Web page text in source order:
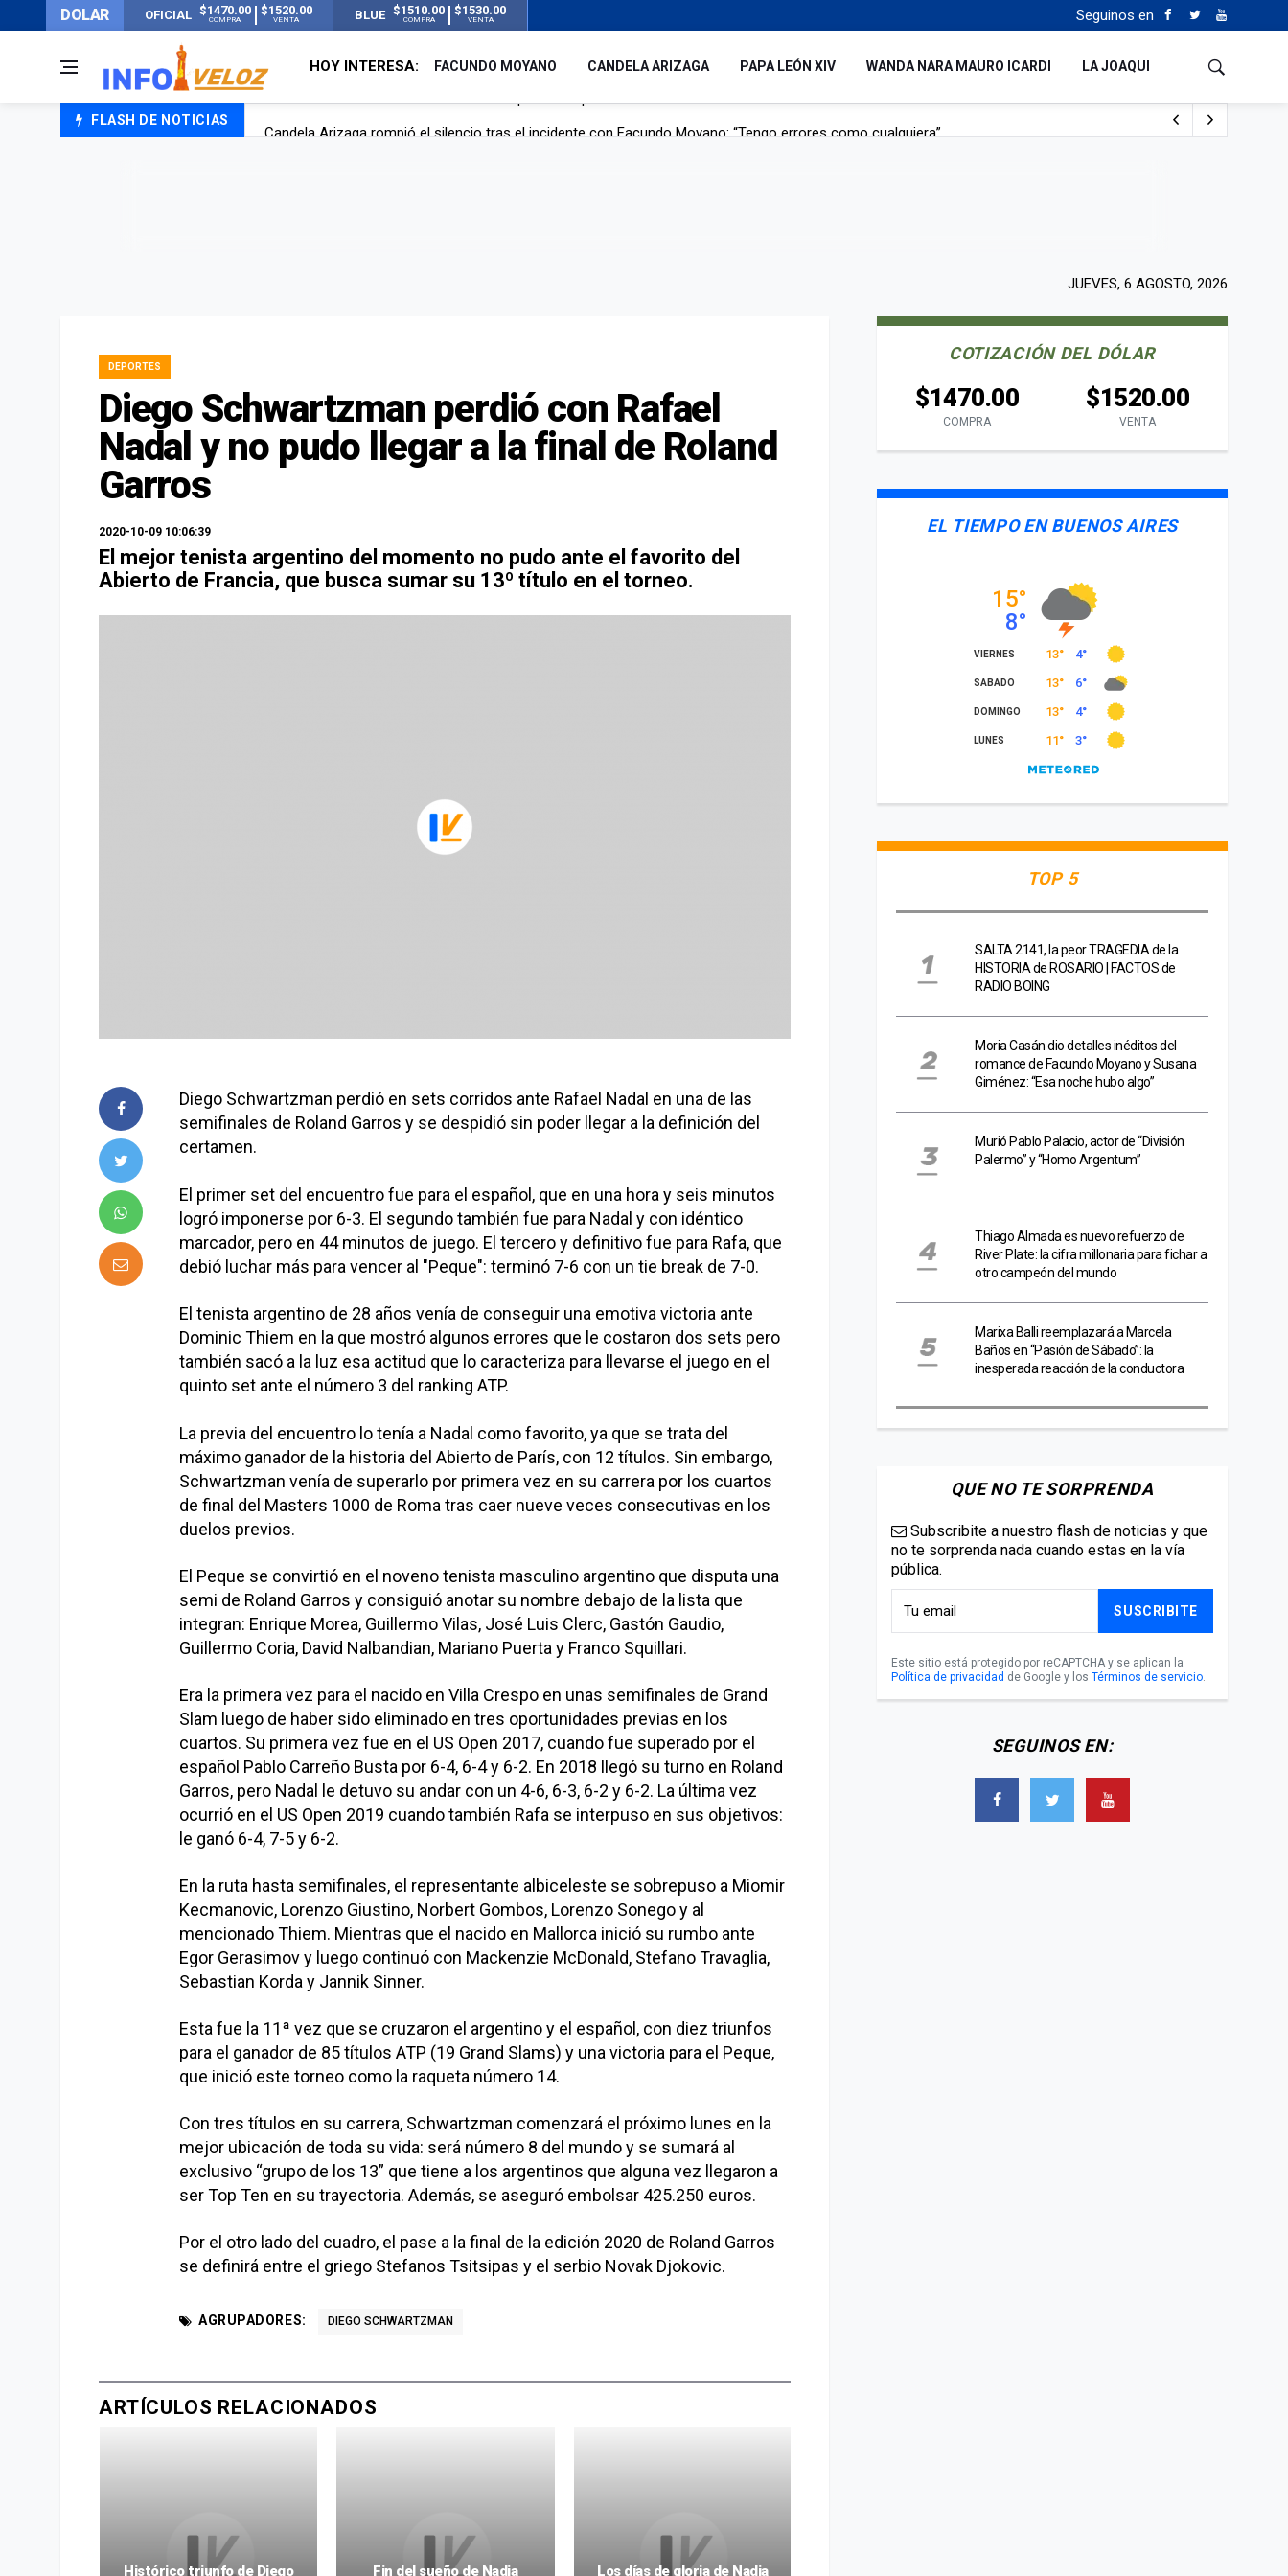
DOLAR OFICIAL $1470.00
COMPRA
$1520.00
VENTA BLUE $1510.00
COMPRA
$1530.00
VENTA Seguinos en
HOY INTERESA: FACUNDO MOYANO CANDELA ARIZAGA PAPA LEÓN XIV WANDA NARA MAURO ICARDI LA JOAQUI
FLASH DE NOTICIAS
JUEVES, 6 AGOSTO, 2026
DEPORTES
Diego Schwartzman perdió con Rafael
Nadal y no pudo llegar a la final de Roland
Garros
2020-10-09 10:06:39
El mejor tenista argentino del momento no pudo ante el favorito del
Abierto de Francia, que busca sumar su 13º título en el torneo.
Diego Schwartzman perdió en sets corridos ante Rafael Nadal en una de las
semifinales de Roland Garros y se despidió sin poder llegar a la definición del
certamen.
El primer set del encuentro fue para el español, que en una hora y seis minutos
logró imponerse por 6-3. El segundo también fue para Nadal y con idéntico
marcador, pero en 44 minutos de juego. El tercero y definitivo fue para Rafa, que
debió luchar más para vencer al "Peque": terminó 7-6 con un tie break de 7-0.
El tenista argentino de 28 años venía de conseguir una emotiva victoria ante
Dominic Thiem en la que mostró algunos errores que le costaron dos sets pero
también sacó a la luz esa actitud que lo caracteriza para llevarse el juego en el
quinto set ante el número 3 del ranking ATP.
La previa del encuentro lo tenía a Nadal como favorito, ya que se trata del
máximo ganador de la historia del Abierto de París, con 12 títulos. Sin embargo,
Schwartzman venía de superarlo por primera vez en su carrera por los cuartos
de final del Masters 1000 de Roma tras caer nueve veces consecutivas en los
duelos previos.
El Peque se convirtió en el noveno tenista masculino argentino que disputa una
semi de Roland Garros y consiguió anotar su nombre debajo de la lista que
integran: Enrique Morea, Guillermo Vilas, José Luis Clerc, Gastón Gaudio,
Guillermo Coria, David Nalbandian, Mariano Puerta y Franco Squillari.
Era la primera vez para el nacido en Villa Crespo en unas semifinales de Grand
Slam luego de haber sido eliminado en tres oportunidades previas en los
cuartos. Su primera vez fue en el US Open 2017, cuando fue superado por el
español Pablo Carreño Busta por 6-4, 6-4 y 6-2. En 2018 llegó su turno en Roland
Garros, pero Nadal le detuvo su andar con un 4-6, 6-3, 6-2 y 6-2. La última vez
ocurrió en el US Open 2019 cuando también Rafa se interpuso en sus objetivos:
le ganó 6-4, 7-5 y 6-2.
En la ruta hasta semifinales, el representante albiceleste se sobrepuso a Miomir
Kecmanovic, Lorenzo Giustino, Norbert Gombos, Lorenzo Sonego y al
mencionado Thiem. Mientras que el nacido en Mallorca inició su rumbo ante
Egor Gerasimov y luego continuó con Mackenzie McDonald, Stefano Travaglia,
Sebastian Korda y Jannik Sinner.
Esta fue la 11ª vez que se cruzaron el argentino y el español, con diez triunfos
para el ganador de 85 títulos ATP (19 Grand Slams) y una victoria para el Peque,
que inició este torneo como la raqueta número 14.
Con tres títulos en su carrera, Schwartzman comenzará el próximo lunes en la
mejor ubicación de toda su vida: será número 8 del mundo y se sumará al
exclusivo “grupo de los 13” que tiene a los argentinos que alguna vez llegaron a
ser Top Ten en su trayectoria. Además, se aseguró embolsar 425.250 euros.
Por el otro lado del cuadro, el pase a la final de la edición 2020 de Roland Garros
se definirá entre el griego Stefanos Tsitsipas y el serbio Novak Djokovic.
AGRUPADORES: DIEGO SCHWARTZMAN
ARTÍCULOS RELACIONADOS
Histórico triunfo de Diego
Fin del sueño de Nadia
Los días de gloria de Nadia
COTIZACIÓN DEL DÓLAR
$1470.00
COMPRA
$1520.00
VENTA
EL TIEMPO EN BUENOS AIRES
TOP 5
SALTA 2141, la peor TRAGEDIA de la
HISTORIA de ROSARIO | FACTOS de
RADIO BOING
Moria Casán dio detalles inéditos del
romance de Facundo Moyano y Susana
Giménez: “Esa noche hubo algo”
Murió Pablo Palacio, actor de “División
Palermo” y “Homo Argentum”
Thiago Almada es nuevo refuerzo de
River Plate: la cifra millonaria para fichar a
otro campeón del mundo
Marixa Balli reemplazará a Marcela
Baños en “Pasión de Sábado”: la
inesperada reacción de la conductora
QUE NO TE SORPRENDA
Subscribite a nuestro flash de noticias y que
no te sorprenda nada cuando estas en la vía
pública.
SUSCRIBITE
Este sitio está protegido por reCAPTCHA y se aplican la
Política de privacidad de Google y los Términos de servicio.
SEGUINOS EN: